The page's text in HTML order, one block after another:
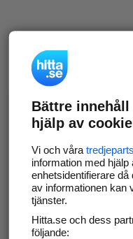
Bättre
hjälp av
Vi och våra
information med
enhetsidentifierare
av informationen kan
tjänster.
Hitta.se och dess
följande: